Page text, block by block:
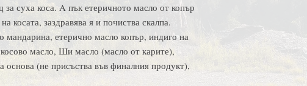
суха коса. A пък етеричното масло от копър
косата, заздравява я и почиства скалпа.
мандарина, етерично масло копър, индиго на
масло, Ши масло (масло от карите),
основа (не присъства във финалния продукт),